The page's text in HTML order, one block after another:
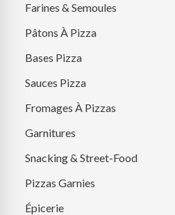
Farines & Semoules
Pâtons À Pizza
Bases Pizza
Sauces Pizza
Fromages À Pizzas
Garnitures
Snacking & Street-Food
Pizzas Garnies
Épicerie